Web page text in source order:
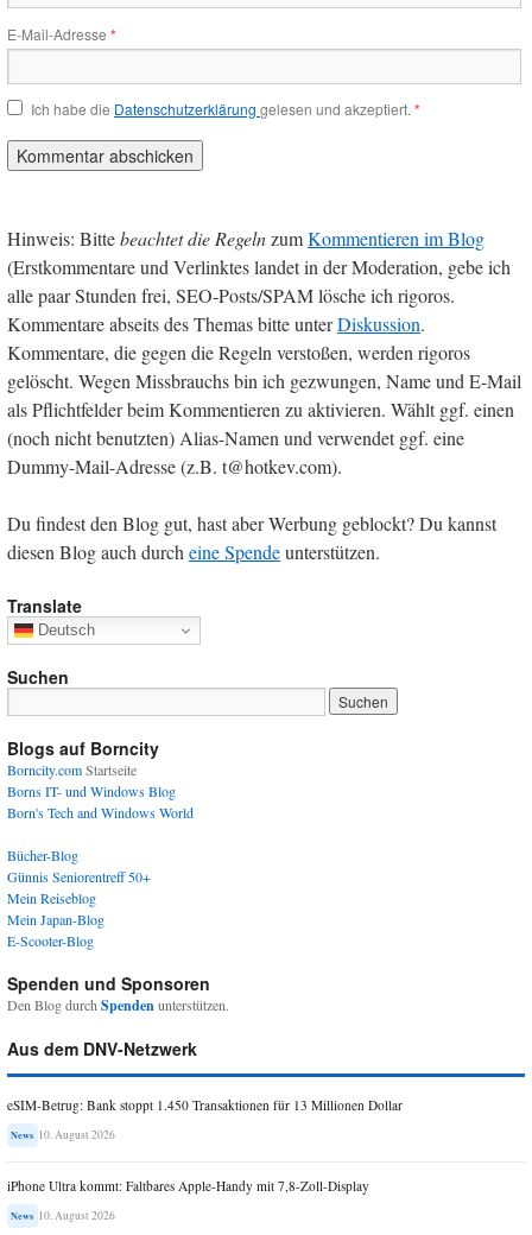
E-Mail-Adresse *
Ich habe die Datenschutzerklärung gelesen und akzeptiert. *
Hinweis: Bittebeachtet die RegelnzumKommentieren im Blog
(Erstkommentare und Verlinktes landet in der Moderation, gebe ich
alle paar Stunden frei, SEO-Posts/SPAM lösche ich rigoros.
Kommentare abseits des Themas bitte unterDiskussion.
Kommentare, die gegen die Regeln verstoßen, werden rigoros
gelöscht. Wegen Missbrauchs bin ich gezwungen, Name und E-Mail
als Pflichtfelder beim Kommentieren zu aktivieren. Wählt ggf. einen
(noch nicht benutzten) Alias-Namen und verwendet ggf. eine
Dummy-Mail-Adresse (z.B. t@hotkev.com).
Du findest den Blog gut, hast aber Werbung geblockt? Du kannst
diesen Blog auch durcheine Spendeunterstützen.
Translate
Deutsch
Suchen
Blogs auf Borncity
Borncity.comStartseite
Borns IT- und Windows Blog
Born's Tech and Windows World
Bücher-Blog
Günnis Seniorentreff 50+
Mein Reiseblog
Mein Japan-Blog
E-Scooter-Blog
Spenden und Sponsoren
Den Blog durchSpendenunterstützen.
Aus dem DNV-Netzwerk
eSIM-Betrug: Bank stoppt 1.450 Transaktionen für 13 Millionen Dollar
News 10. August 2026
iPhone Ultra kommt: Faltbares Apple-Handy mit 7,8-Zoll-Display
News 10. August 2026